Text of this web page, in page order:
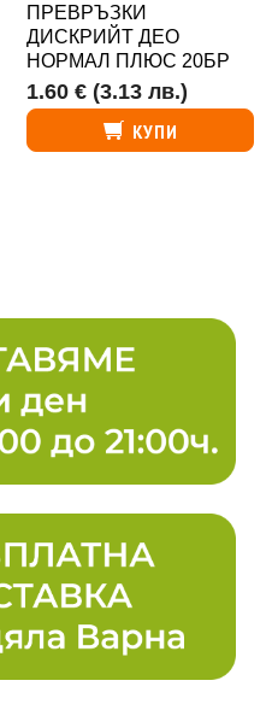
ПРЕВРЪЗКИ
ДИСКРИЙТ ДЕО
НОРМАЛ ПЛЮС 20БР
1.60 € (3.13 лв.)
КУПИ